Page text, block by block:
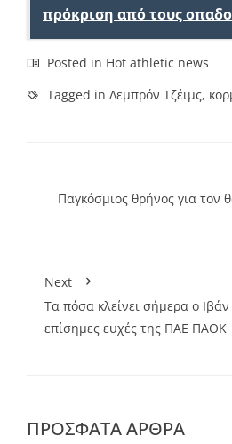
πρόκριση από τους
Posted in Hot athletic news
Tagged in Λεμπρόν Τζέιμς,
Παγκόσμιος θρήνος για τον
Next
Τα πόσα κλείνει σήμερα ο Ιβάν
επίσημες ευχές της ΠΑΕ ΠΑΟΚ
ΠΡΌΣΦΑΤΑ ΆΡΘΡΑ